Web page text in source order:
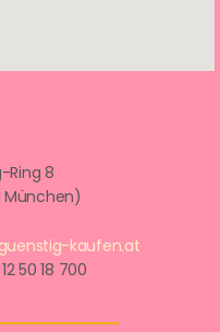
Ring 8
München)
kaufen.at
50 18 700